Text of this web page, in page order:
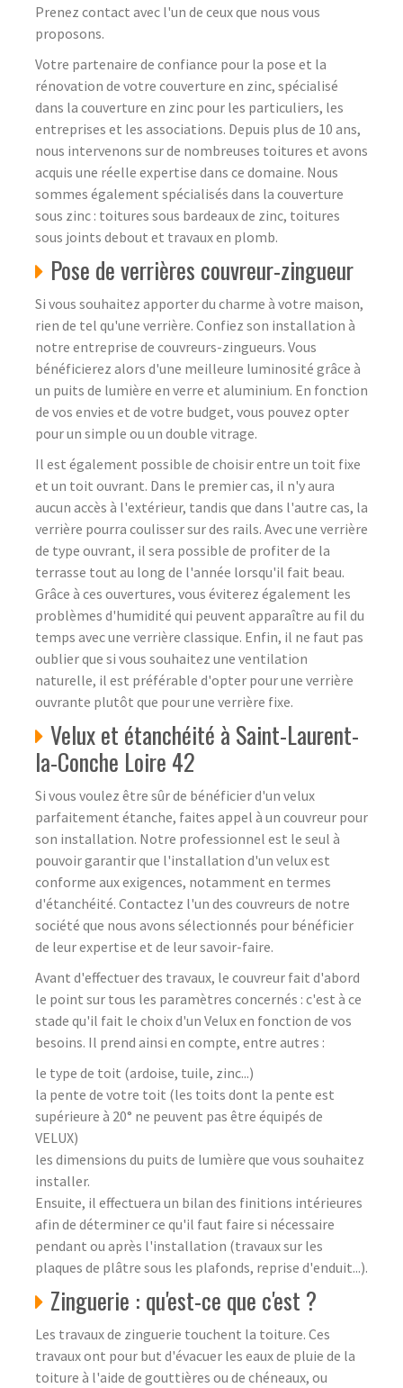
Prenez contact avec l'un de ceux que nous vous
proposons.
Votre partenaire de confiance pour la pose et la
rénovation de votre couverture en zinc, spécialisé
dans la couverture en zinc pour les particuliers, les
entreprises et les associations. Depuis plus de 10 ans,
nous intervenons sur de nombreuses toitures et avons
acquis une réelle expertise dans ce domaine. Nous
sommes également spécialisés dans la couverture
sous zinc : toitures sous bardeaux de zinc, toitures
sous joints debout et travaux en plomb.
Pose de verrières couvreur-zingueur
Si vous souhaitez apporter du charme à votre maison,
rien de tel qu'une verrière. Confiez son installation à
notre entreprise de couvreurs-zingueurs. Vous
bénéficierez alors d'une meilleure luminosité grâce à
un puits de lumière en verre et aluminium. En fonction
de vos envies et de votre budget, vous pouvez opter
pour un simple ou un double vitrage.
Il est également possible de choisir entre un toit fixe
et un toit ouvrant. Dans le premier cas, il n'y aura
aucun accès à l'extérieur, tandis que dans l'autre cas, la
verrière pourra coulisser sur des rails. Avec une verrière
de type ouvrant, il sera possible de profiter de la
terrasse tout au long de l'année lorsqu'il fait beau.
Grâce à ces ouvertures, vous éviterez également les
problèmes d'humidité qui peuvent apparaître au fil du
temps avec une verrière classique. Enfin, il ne faut pas
oublier que si vous souhaitez une ventilation
naturelle, il est préférable d'opter pour une verrière
ouvrante plutôt que pour une verrière fixe.
Velux et étanchéité à Saint-Laurent-
la-Conche Loire 42
Si vous voulez être sûr de bénéficier d'un velux
parfaitement étanche, faites appel à un couvreur pour
son installation. Notre professionnel est le seul à
pouvoir garantir que l'installation d'un velux est
conforme aux exigences, notamment en termes
d'étanchéité. Contactez l'un des couvreurs de notre
société que nous avons sélectionnés pour bénéficier
de leur expertise et de leur savoir-faire.
Avant d'effectuer des travaux, le couvreur fait d'abord
le point sur tous les paramètres concernés : c'est à ce
stade qu'il fait le choix d'un Velux en fonction de vos
besoins. Il prend ainsi en compte, entre autres :
le type de toit (ardoise, tuile, zinc...)
la pente de votre toit (les toits dont la pente est
supérieure à 20° ne peuvent pas être équipés de
VELUX)
les dimensions du puits de lumière que vous souhaitez
installer.
Ensuite, il effectuera un bilan des finitions intérieures
afin de déterminer ce qu'il faut faire si nécessaire
pendant ou après l'installation (travaux sur les
plaques de plâtre sous les plafonds, reprise d'enduit...).
Zinguerie : qu'est-ce que c'est ?
Les travaux de zinguerie touchent la toiture. Ces
travaux ont pour but d'évacuer les eaux de pluie de la
toiture à l'aide de gouttières ou de chéneaux, ou